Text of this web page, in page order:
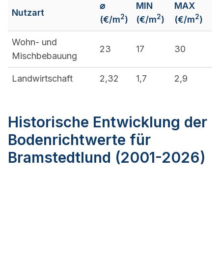
Nutzart
⌀
(€/m2)
MIN
(€/m2)
MAX
(€/m2)
Wohn- und
Mischbebauung
23 17 30
Landwirtschaft 2,32 1,7 2,9
Historische Entwicklung der
Bodenrichtwerte für
Bramstedtlund (2001-2026)